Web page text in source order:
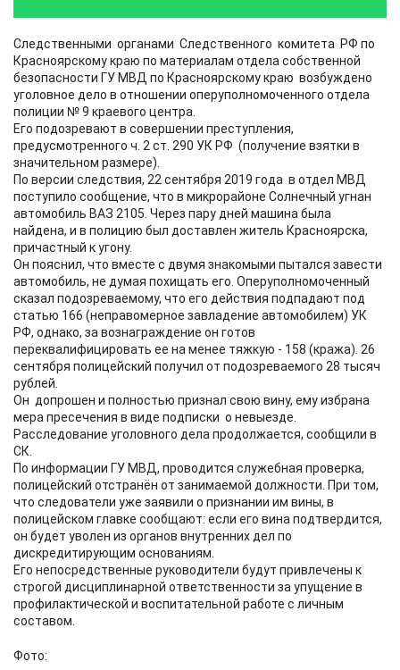
Следственными органами Следственного комитета РФ по
Красноярскому краю по материалам отдела собственной
безопасности ГУ МВД по Красноярскому краю возбуждено
уголовное дело в отношении оперуполномоченного отдела
полиции № 9 краевого центра.
Его подозревают в совершении преступления,
предусмотренного ч. 2 ст. 290 УК РФ (получение взятки в
значительном размере).
По версии следствия, 22 сентября 2019 года в отдел МВД
поступило сообщение, что в микрорайоне Солнечный угнан
автомобиль ВАЗ 2105. Через пару дней машина была
найдена, и в полицию был доставлен житель Красноярска,
причастный к угону.
Он пояснил, что вместе с двумя знакомыми пытался завести
автомобиль, не думая похищать его. Оперуполномоченный
сказал подозреваемому, что его действия подпадают под
статью 166 (неправомерное завладение автомобилем) УК
РФ, однако, за вознаграждение он готов
переквалифицировать ее на менее тяжкую - 158 (кража). 26
сентября полицейский получил от подозреваемого 28 тысяч
рублей.
Он допрошен и полностью признал свою вину, ему избрана
мера пресечения в виде подписки о невыезде.
Расследование уголовного дела продолжается, сообщили в
СК.
По информации ГУ МВД, проводится служебная проверка,
полицейский отстранён от занимаемой должности. При том,
что следователи уже заявили о признании им вины, в
полицейском главке сообщают: если его вина подтвердится,
он будет уволен из органов внутренних дел по
дискредитирующим основаниям.
Его непосредственные руководители будут привлечены к
строгой дисциплинарной ответственности за упущение в
профилактической и воспитательной работе с личным
составом.
Фото: